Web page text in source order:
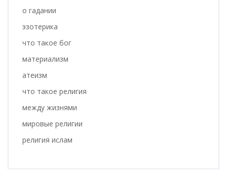
о гадании
эзотерика
что такое бог
материализм
атеизм
что такое религия
между жизнями
мировые религии
религия ислам